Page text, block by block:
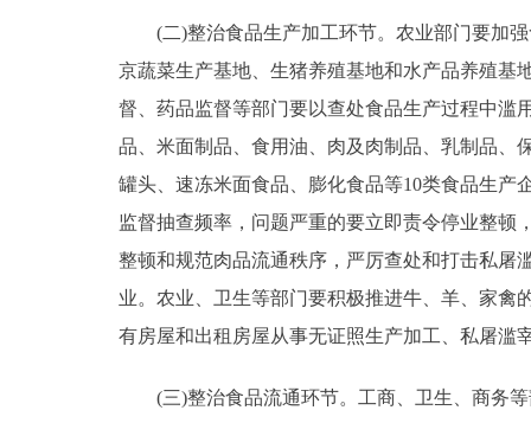
(二)整治食品生产加工环节。农业部门要加强
京蔬菜生产基地、生猪养殖基地和水产品养殖基
督、药品监督等部门要以查处食品生产过程中滥
品、米面制品、食用油、肉及肉制品、乳制品、
罐头、速冻米面食品、膨化食品等10类食品生
监督抽查频率，问题严重的要立即责令停业整顿
整顿和规范肉品流通秩序，严厉查处和打击私屠
业。农业、卫生等部门要积极推进牛、羊、家禽
有房屋和出租房屋从事无证照生产加工、私屠滥
(三)整治食品流通环节。工商、卫生、商务等